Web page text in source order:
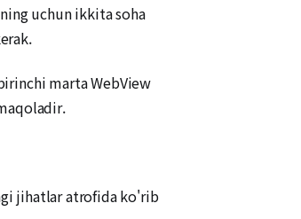
uchun ikkita soha
marta WebView
jihatlar atrofida ko'rib